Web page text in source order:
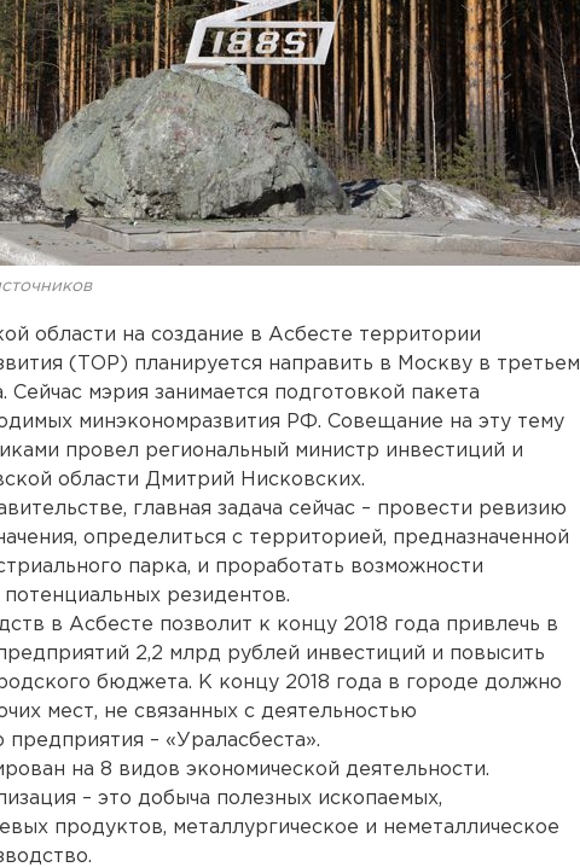
области на создание в Асбесте территории
(ТОР) планируется направить в Москву в третьем
Сейчас мэрия занимается подготовкой пакета
минэкономразвития РФ. Совещание на эту тему
провел региональный министр инвестиций и
области Дмитрий Нисковских.
главная задача сейчас – провести ревизию
определиться с территорией, предназначенной
парка, и проработать возможности
резидентов.
в Асбесте позволит к концу 2018 года привлечь в
2,2 млрд рублей инвестиций и повысить
бюджета. К концу 2018 года в городе должно
мест, не связанных с деятельностью
– «Ураласбеста».
на 8 видов экономической деятельности.
– это добыча полезных ископаемых,
продуктов, металлургическое и неметаллическое